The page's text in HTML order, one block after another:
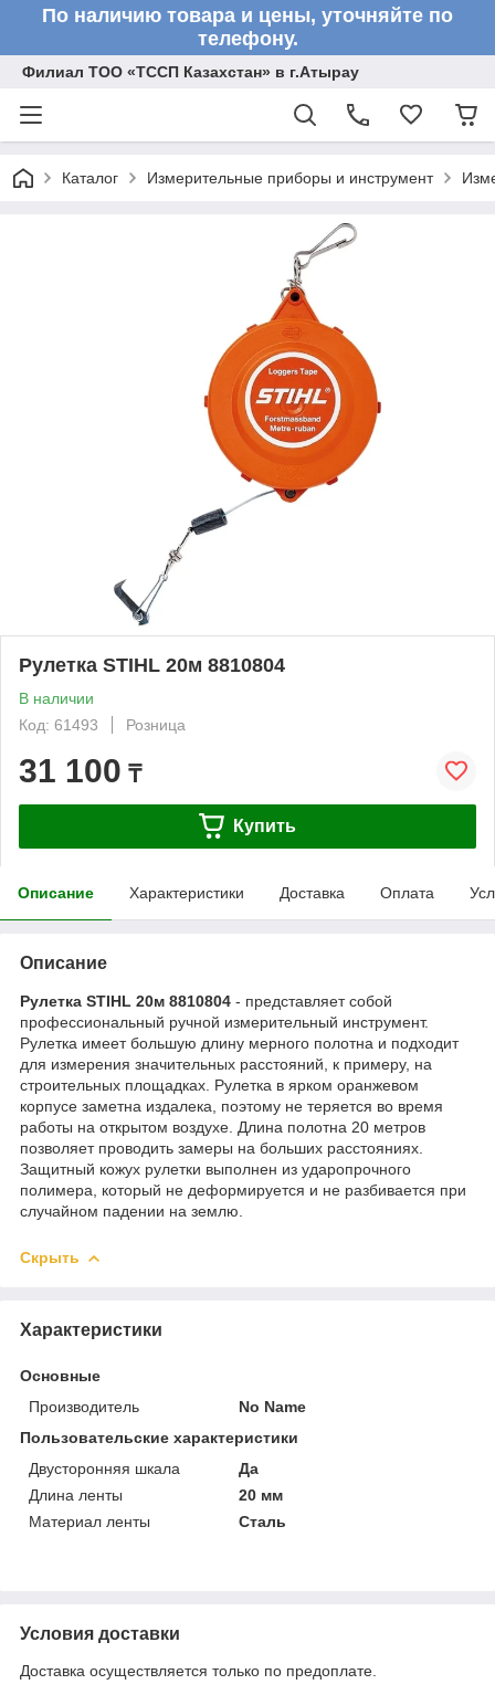
По наличию товара и цены, уточняйте по
телефону.
Филиал ТОО «ТССП Казахстан» в г.Атырау
Каталог Измерительные приборы и инструмент
Рулетка STIHL 20м 8810804
В наличии
Код: 61493
Розница
31 100 ₸
Купить
Описание Характеристики Доставка Оплата
Описание
Рулетка STIHL 20м 8810804 - представляет собой
профессиональный ручной измерительный инструмент.
Рулетка имеет большую длину мерного полотна и подходит
для измерения значительных расстояний, к примеру, на
строительных площадках. Рулетка в ярком оранжевом
корпусе заметна издалека, поэтому не теряется во время
работы на открытом воздухе. Длина полотна 20 метров
позволяет проводить замеры на больших расстояниях.
Защитный кожух рулетки выполнен из ударопрочного
полимера, который не деформируется и не разбивается при
случайном падении на землю.
Скрыть
Характеристики
Основные
Производитель
No Name
Пользовательские характеристики
Двусторонняя шкала
Да
Длина ленты
20 мм
Материал ленты
Сталь
Условия доставки
Доставка осуществляется только по предоплате.